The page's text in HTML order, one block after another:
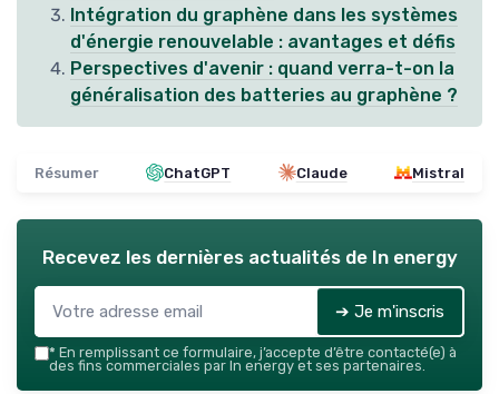
Intégration du graphène dans les systèmes
d'énergie renouvelable : avantages et défis
Perspectives d'avenir : quand verra-t-on la
généralisation des batteries au graphène ?
Résumer ChatGPT Claude Mistral
Recevez les dernières actualités de In energy
➔ Je m'inscris
* En remplissant ce formulaire, j’accepte d’être contacté(e) à
des fins commerciales par In energy et ses partenaires.